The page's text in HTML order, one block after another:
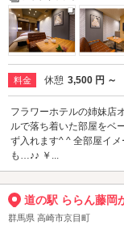
料金 休憩 3,500 円 ～
フラワーホテルの姉妹店
ルで落ち着いた部屋をベ
ず入れます^ ^ 全部屋イ
も…♪♪ ￥...
道の駅 ららん藤岡
群馬県 高崎市京目町